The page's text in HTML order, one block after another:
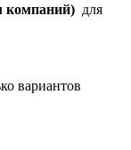
компаний) для
вариантов